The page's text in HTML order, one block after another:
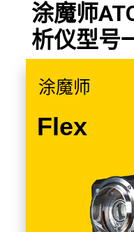
涂魔师
析仪型号
涂魔师
Flex